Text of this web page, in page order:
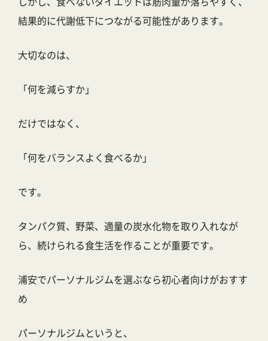
結果的に代謝低下につながる可能性があります。
大切なのは、
「何を減らすか」
だけではなく、
「何をバランスよく食べるか」
です。
タンパク質、野菜、適量の炭水化物を取り入れなが
ら、続けられる食生活を作ることが重要です。
浦安でパーソナルジムを選ぶなら初心者向けがおすす
め
パーソナルジムというと、